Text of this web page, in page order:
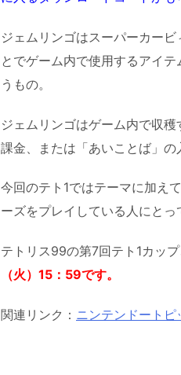
ジェムリンゴはスーパーカー
とでゲーム内で使用するアイ
うもの。
ジェムリンゴはゲーム内で収
課金、または「あいことば」の
今回のテト1ではテーマに加え
ーズをプレイしている人にとっ
テトリス99の第7回テト1カップ
（火）15：59です。
関連リンク： ニンテンドートピ